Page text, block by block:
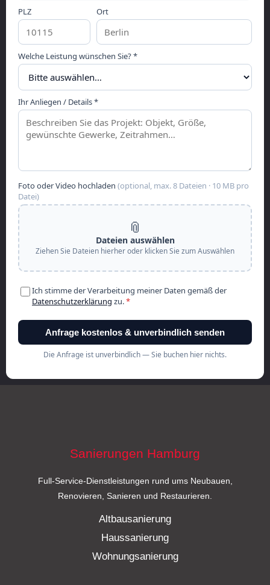
Sanierungen Hamburg
Full-Service-Dienstleistungen rund ums Neubauen,
Renovieren, Sanieren und Restaurieren.
Altbausanierung
Haussanierung
Wohnungsanierung